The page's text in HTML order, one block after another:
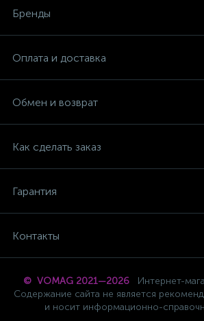
Бренды
Оплата и доставка
Обмен и возврат
Как сделать заказ
Гарантия
Контакты
© VOMAG 2021—2026
Интернет-
Содержание сайта не является
и носит информационно-